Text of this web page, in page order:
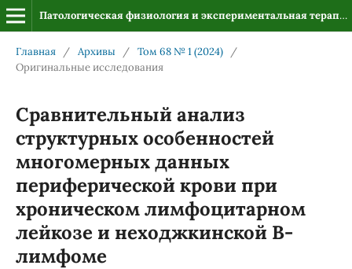
Патологическая физиология и экспериментальная терапия
Главная / Архивы / Том 68 № 1 (2024)
/
Оригинальные исследования
Сравнительный анализ
структурных особенностей
многомерных данных
периферической крови при
хроническом лимфоцитарном
лейкозе и неходжкинской В-
лимфоме